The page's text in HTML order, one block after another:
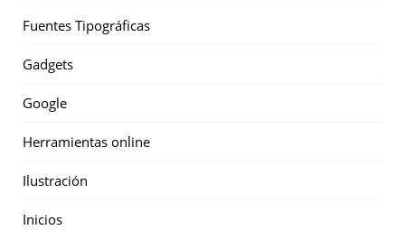
Fuentes Tipográficas
Gadgets
Google
Herramientas online
Ilustración
Inicios